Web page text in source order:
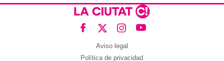
Aviso legal
Política de privacidad